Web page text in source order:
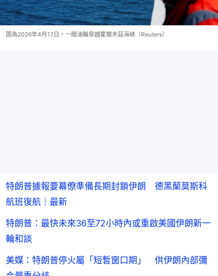
圖為2026年4月17日，一艘油輪穿越霍爾木茲海峽（Reuters）
特朗普據報要幕僚準備長期封鎖伊朗 德黑蘭莫斯科
航班復航｜最新
特朗普：最快未來36至72小時內或重啟美國伊朗新一
輪和談
美媒：特朗普停火屬「短暫窗口期」 供伊朗內部彌